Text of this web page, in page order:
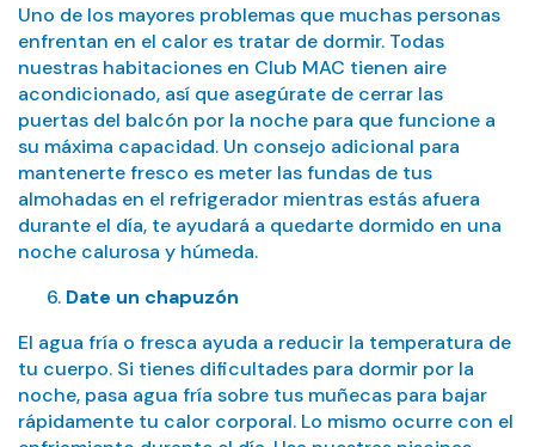
Uno de los mayores problemas que muchas personas
enfrentan en el calor es tratar de dormir. Todas
nuestras habitaciones en Club MAC tienen aire
acondicionado, así que asegúrate de cerrar las
puertas del balcón por la noche para que funcione a
su máxima capacidad. Un consejo adicional para
mantenerte fresco es meter las fundas de tus
almohadas en el refrigerador mientras estás afuera
durante el día, te ayudará a quedarte dormido en una
noche calurosa y húmeda.
Date un chapuzón
El agua fría o fresca ayuda a reducir la temperatura de
tu cuerpo. Si tienes dificultades para dormir por la
noche, pasa agua fría sobre tus muñecas para bajar
rápidamente tu calor corporal. Lo mismo ocurre con el